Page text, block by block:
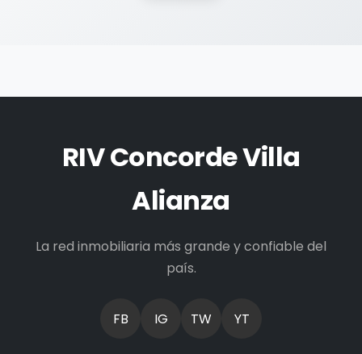
RIV Concorde Villa
Alianza
La red inmobiliaria más grande y confiable del
país.
FB IG TW YT